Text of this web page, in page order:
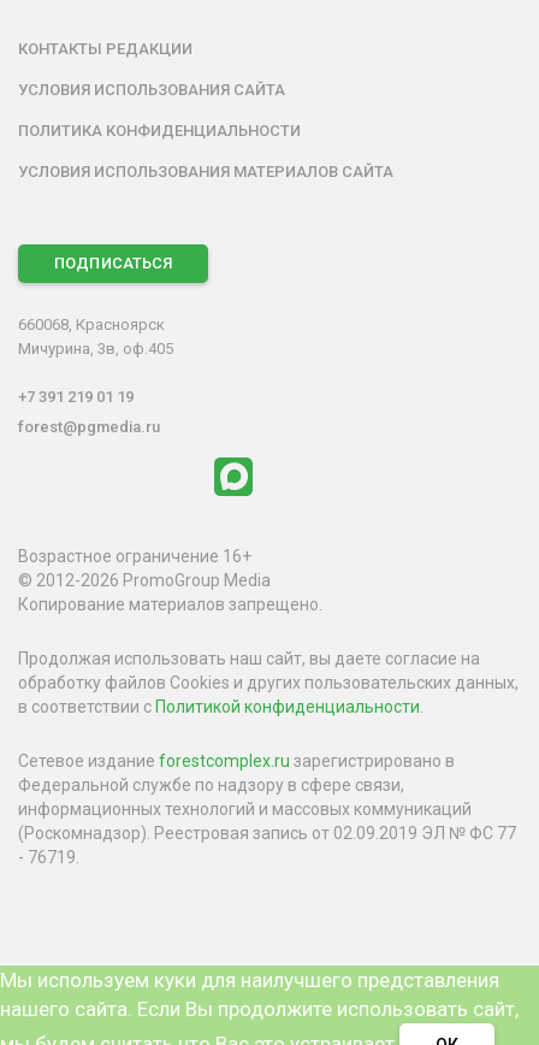
КОНТАКТЫ РЕДАКЦИИ
УСЛОВИЯ ИСПОЛЬЗОВАНИЯ САЙТА
ПОЛИТИКА КОНФИДЕНЦИАЛЬНОСТИ
УСЛОВИЯ ИСПОЛЬЗОВАНИЯ МАТЕРИАЛОВ САЙТА
ПОДПИСАТЬСЯ
660068, Красноярск
Мичурина, 3в, оф.405
+7 391 219 01 19
forest@pgmedia.ru
Возрастное ограничение 16+
© 2012-2026 PromoGroup Media
Копирование материалов запрещено.
Продолжая использовать наш сайт, вы даете согласие на
обработку файлов Cookies и других пользовательских данных,
в соответствии сПолитикой конфиденциальности
Сетевое издание forestcomplex.ru зарегистрировано в
Федеральной службе по надзору в сфере связи,
информационных технологий и массовых коммуникаций
(Роскомнадзор). Реестровая запись от 02.09.2019 ЭЛ № ФС 77
- 76719.
Мы используем куки для наилучшего представления
нашего сайта. Если Вы продолжите использовать сайт,